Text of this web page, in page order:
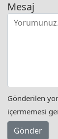
Mesaj
Gönderilen
içermemesi
Gönder